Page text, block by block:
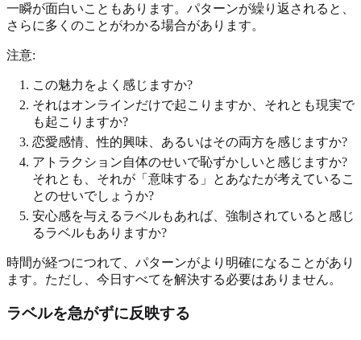
一瞬が面白いこともあります。パターンが繰り返されると、
さらに多くのことがわかる場合があります。
注意:
この魅力をよく感じますか?
それはオンラインだけで起こりますか、それとも現実で
も起こりますか?
恋愛感情、性的興味、あるいはその両方を感じますか?
アトラクション自体のせいで恥ずかしいと感じますか?
それとも、それが「意味する」とあなたが考えているこ
とのせいでしょうか?
安心感を与えるラベルもあれば、強制されていると感じ
るラベルもありますか?
時間が経つにつれて、パターンがより明確になることがあり
ます。ただし、今日すべてを解決する必要はありません。
ラベルを急がずに反映する